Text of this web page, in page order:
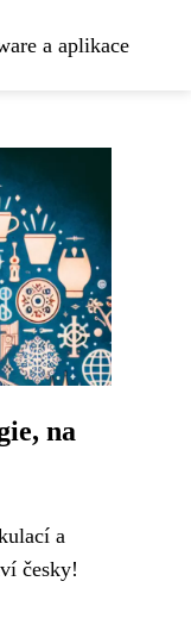
a aplikace
na
a
česky!